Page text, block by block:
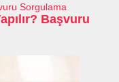
Sorgulama
Başvuru